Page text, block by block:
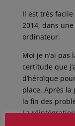
Il est très
2014, dans
ordinateur.
Moi je n’ai
certitude que
d’héroïque
place. Après la
la fin des
La